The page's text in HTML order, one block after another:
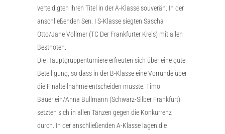
verteidigten ihren Titel in der A-Klasse souverän. In der
anschließenden Sen. I S-Klasse siegten Sascha
Otto/Jane Vollmer (TC Der Frankfurter Kreis) mit allen
Bestnoten.
Die Hauptgruppenturniere erfreuten sich über eine gute
Beteiligung, so dass in der B-Klasse eine Vorrunde über
die Finalteilnahme entscheiden musste. Timo
Bäuerlein/Anna Bullmann (Schwarz-Silber Frankfurt)
setzten sich in allen Tänzen gegen die Konkurrenz
durch. In der anschließenden A-Klasse lagen die